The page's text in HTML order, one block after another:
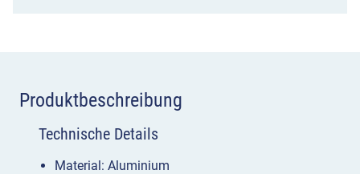
Produktbeschreibung
Technische Details
Material: Aluminium